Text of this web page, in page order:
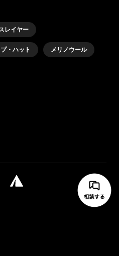
レイヤー
・ハット メリノウール